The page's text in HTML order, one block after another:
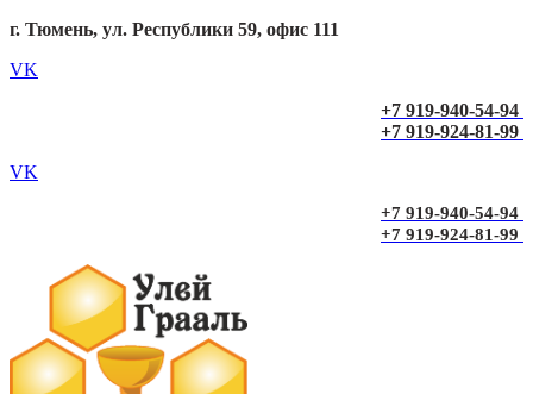
г. Тюмень, ул. Республики 59, офис 111
VK
+7 919-940-54-94
+7 919-924-81-99
VK
+7 919-940-54-94
+7 919-924-81-99